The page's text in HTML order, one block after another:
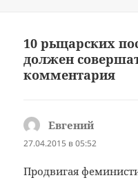
10 рыцарских
должен
комментария
Евгений
27.04.2015 в 05:52
Продвигая